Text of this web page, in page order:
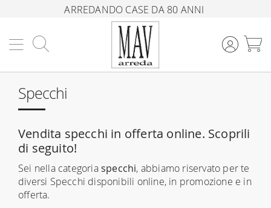
ARREDANDO CASE DA 80 ANNI
Specchi
Vendita specchi in offerta online. Scoprili
di seguito!
Sei nella categoriaspecchi, abbiamo riservato per te
diversi Specchi disponibili online, in promozione e in
offerta.